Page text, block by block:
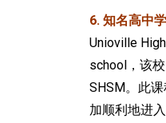
6. 知名高中学
Unioville
school，该
SHSM。此
加顺利地进